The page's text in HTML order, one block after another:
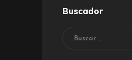
Buscador